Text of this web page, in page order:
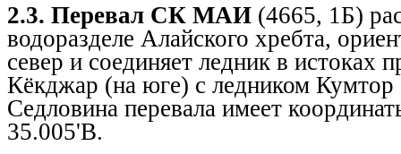
2.3. Перевал СК МАИ (4665, 1Б)
водоразделе Алайского хребта,
север и соединяет ледник в истоках
Кёкджар (на юге) с ледником Кумтор
Седловина перевала имеет
35.005'В.